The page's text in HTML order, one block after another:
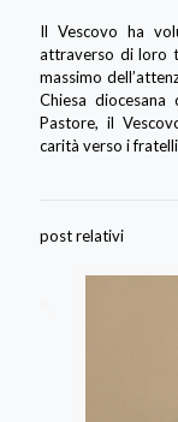
Il Vescovo ha
attraverso di loro
massimo
Chiesa
Pastore, il
carità verso i
post relativi